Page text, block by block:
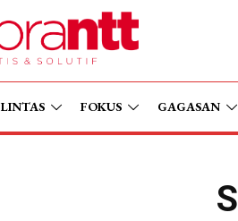
LINTAS FOKUS GAGASAN